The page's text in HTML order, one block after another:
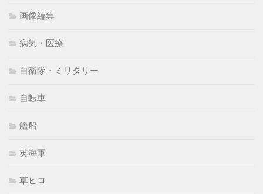
画像編集
病気・医療
自衛隊・ミリタリー
自転車
艦船
英海軍
草ヒロ